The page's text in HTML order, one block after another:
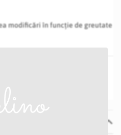
modificări în funcție de greutate